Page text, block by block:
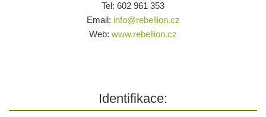
Tel: 602 961 353
Email: info@rebellion.cz
Web: www.rebellion.cz
Identifikace: